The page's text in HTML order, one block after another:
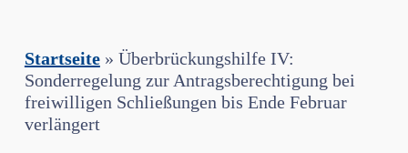
Startseite» Überbrückungshilfe IV:
Sonderregelung zur Antragsberechtigung bei
freiwilligen Schließungen bis Ende Februar
verlängert